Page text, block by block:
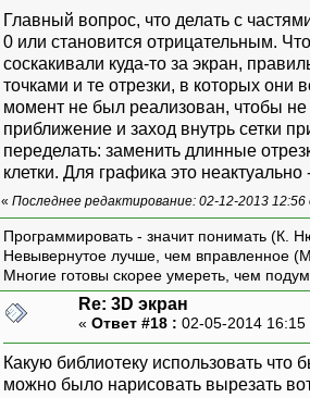
//
public
{
//
private
{
// Контроллер ввода
class Controller
{
// Предыдущие
private PointF?
// 2D
private View
//
public
{
this.view =
}
// Обработка
float scale =
// Передаём
// Нажата ли
args.Button ==
// Приведённые
// чтобы центр был
);
}
// Изменение
protected override
{
// При изменении
}
Главный вопрос, что делать с
0 или становится отрицательным.
соскакивали куда-то за экран,
точками и те отрезки, в которых они
момент не был реализован, чтобы
приближение и заход внутрь сетки
переделать: заменить длинные
клетки. Для графика это
« Последнее редактирование: 02-12-2013
Программировать - значит понимать (К.
Невывернутое лучше, чем вправленное
Многие готовы скорее умереть, чем
Re: 3D экран
« Ответ #18 : 02-05-2014
Какую библиотеку использовать
можно было нарисовать вырезать